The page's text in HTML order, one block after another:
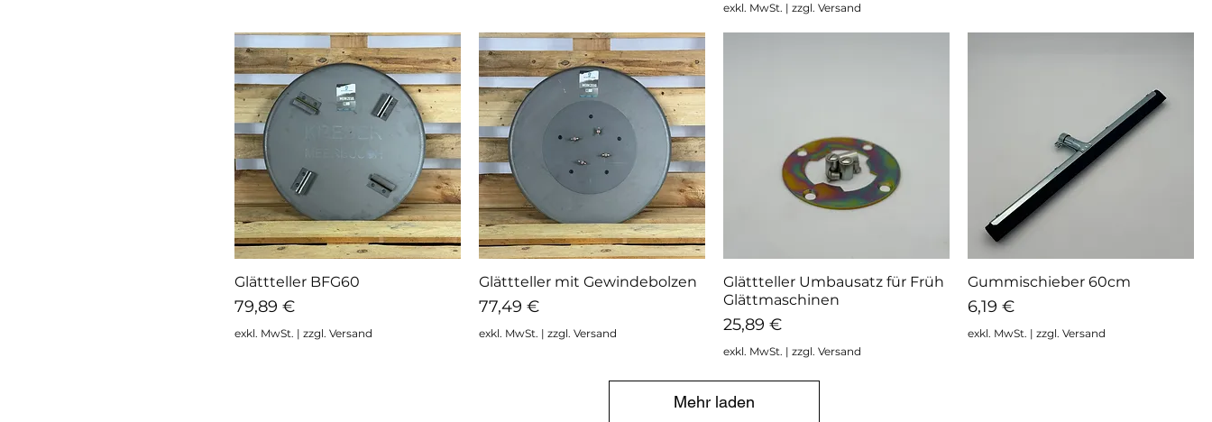
exkl. MwSt. | zzgl. Versand
Schnellansicht
Glättteller BFG60
Preis
79,89 €
exkl. MwSt. | zzgl. Versand
Schnellansicht
Glättteller mit Gewindebolzen
Preis
77,49 €
exkl. MwSt. | zzgl. Versand
Schnellansicht
Glättteller Umbausatz für Früh
Glättmaschinen
Preis
25,89 €
exkl. MwSt. | zzgl. Versand
Schnellansicht
Gummischieber 60cm
Preis
6,19 €
exkl. MwSt. | zzgl. Versand
Mehr laden